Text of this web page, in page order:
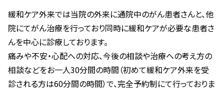
緩和ケア外来では当院の外来に通院中のがん患者さんと、他
院にてがん治療を行っており同時に緩和ケアが必要な患者さ
んを中心に診療しております。
痛みや不安・心配への対応、今後の相談や治療への考え方の
相談などをお一人30分間の時間（初めて緩和ケア外来を受
診される方は60分間の時間）で、完全予約制にて行っておりま